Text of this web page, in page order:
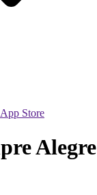
Store
Alegre